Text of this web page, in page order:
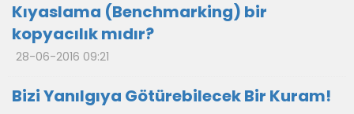
Kıyaslama (Benchmarking) bir
kopyacılık mıdır?
28-06-2016 09:21
Bizi Yanılgıya Götürebilecek Bir Kuram!